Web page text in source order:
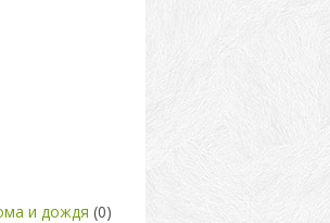
и дождя (0)